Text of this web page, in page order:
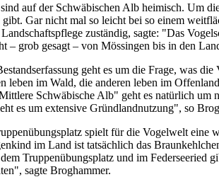
auf der Schwäbischen Alb heimisch. Um
Gar nicht mal so leicht bei so einem
zuständig, sagte: "Das
– grob gesagt – von Mössingen bis in den
geht es um die Frage, was
leben im Wald, die anderen leben im
Schwäbische Alb" geht es natürlich
es um extensive Gründlandnutzung", so
spielt für die Vogelwelt eine
im Land ist tatsächlich das
Truppenübungsplatz und im Federseeried
sagte Broghammer.